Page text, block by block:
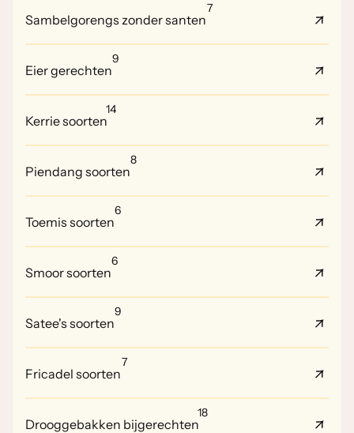
Sambelgorengs zonder santen
7
Eier gerechten
9
Kerrie soorten
14
Piendang soorten
8
Toemis soorten
6
Smoor soorten
6
Satee's soorten
9
Fricadel soorten
7
Drooggebakken bijgerechten
18